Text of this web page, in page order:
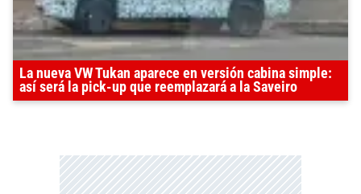
La nueva VW Tukan aparece en versión cabina simple:
así será la pick-up que reemplazará a la Saveiro